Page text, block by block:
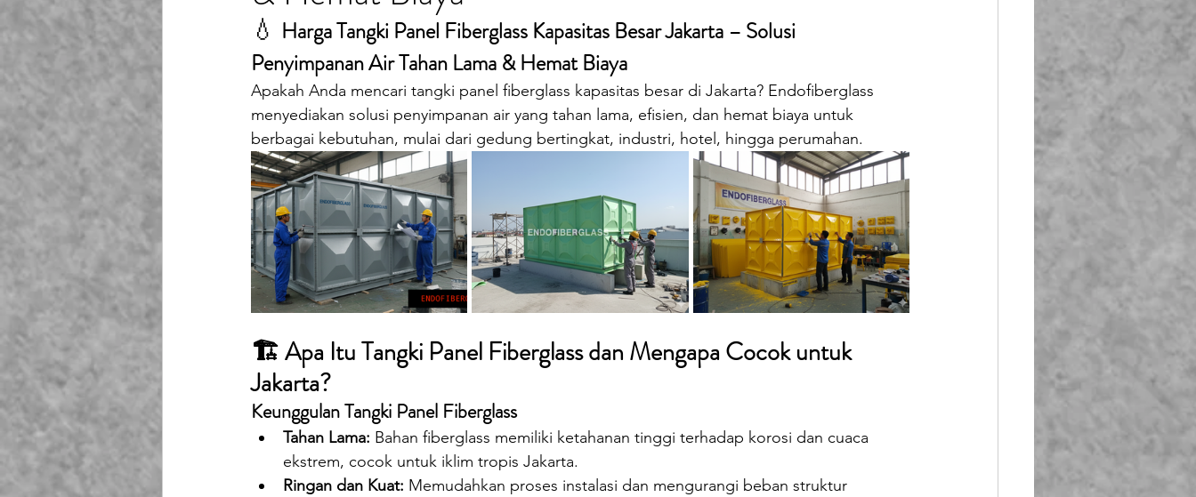
Playground Fiberglass Toilet Portable Sepeda Air Box Motor Delivery
Life Jacket Box Storage Fiberglass Tangki Panel Fiberglass Talang Air Fiberglass
💧 Harga Tangki Panel Fiberglass Kapasitas Besar Jakarta – Solusi
Penyimpanan Air Tahan Lama & Hemat Biaya
Apakah Anda mencari tangki panel fiberglass kapasitas besar di Jakarta? Endofiberglass
menyediakan solusi penyimpanan air yang tahan lama, efisien, dan hemat biaya untuk
berbagai kebutuhan, mulai dari gedung bertingkat, industri, hotel, hingga perumahan.
🏗️ Apa Itu Tangki Panel Fiberglass dan Mengapa Cocok untuk
Jakarta?
Keunggulan Tangki Panel Fiberglass
Tahan Lama: Bahan fiberglass memiliki ketahanan tinggi terhadap korosi dan cuaca
ekstrem, cocok untuk iklim tropis Jakarta.
Ringan dan Kuat: Memudahkan proses instalasi dan mengurangi beban struktur